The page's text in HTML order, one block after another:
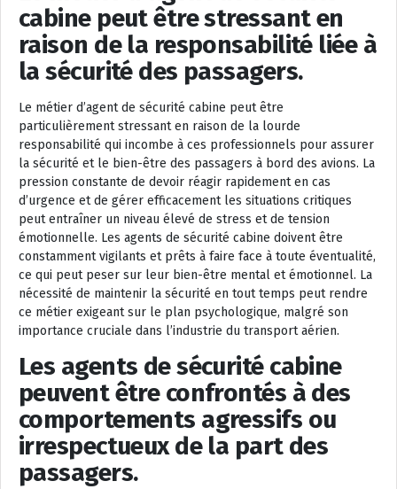
cabine peut être stressant en
raison de la responsabilité liée à
la sécurité des passagers.
Le métier d’agent de sécurité cabine peut être
particulièrement stressant en raison de la lourde
responsabilité qui incombe à ces professionnels pour assurer
la sécurité et le bien-être des passagers à bord des avions. La
pression constante de devoir réagir rapidement en cas
d’urgence et de gérer efficacement les situations critiques
peut entraîner un niveau élevé de stress et de tension
émotionnelle. Les agents de sécurité cabine doivent être
constamment vigilants et prêts à faire face à toute éventualité,
ce qui peut peser sur leur bien-être mental et émotionnel. La
nécessité de maintenir la sécurité en tout temps peut rendre
ce métier exigeant sur le plan psychologique, malgré son
importance cruciale dans l’industrie du transport aérien.
Les agents de sécurité cabine
peuvent être confrontés à des
comportements agressifs ou
irrespectueux de la part des
passagers.